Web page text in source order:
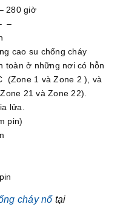
280 giờ
–
cao su chống cháy
toàn ở những nơi có hỗn
(Zone 1 và Zone 2 ), và
21 và Zone 22).
lửa.
pin)
cháy nổ tại